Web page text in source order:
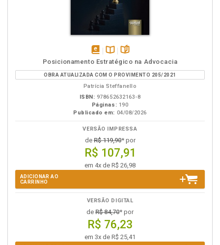
disponível
em
eBook
Disponível
na
B.V.
páginas
Posicionamento Estratégico na Advocacia
OBRA ATUALIZADA COM O PROVIMENTO 205/2021
Patrícia Steffanello
ISBN: 978652632163-8
Páginas: 190
Publicado em: 04/08/2026
VERSÃO IMPRESSA
deR$ 119,90* por
R$ 107,91
em 4x de R$ 26,98
ADICIONAR AO
CARRINHO
VERSÃO DIGITAL
de R$ 84,70* por
R$ 76,23
em 3x de R$ 25,41